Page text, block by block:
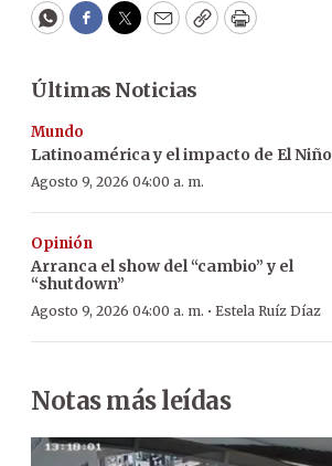
WhatsApp
Facebook
Twitter
EmailCopyPrint
Últimas Noticias
Mundo
Latinoamérica y el impacto de El Niño
Agosto 9, 2026 04:00 a. m.
Opinión
Arranca el show del “cambio” y el
“shutdown”
Agosto 9, 2026 04:00 a. m. · Estela Ruíz Díaz
Notas más leídas